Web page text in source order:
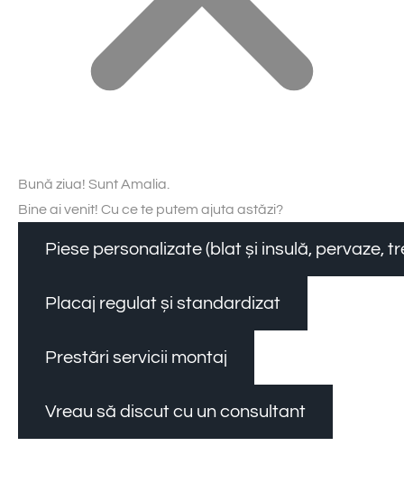
Bună ziua! Sunt Amalia.
Bine ai venit! Cu ce te putem ajuta astăzi?
Piese personalizate (blat și insulă, pervaze,
Placaj regulat și standardizat
Prestări servicii montaj
Vreau să discut cu un consultant